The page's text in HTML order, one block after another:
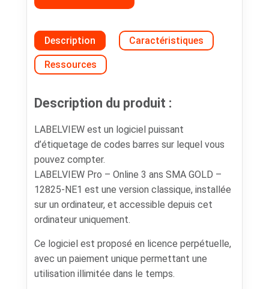
Description Caractéristiques
Ressources
Description du produit :
LABELVIEW est un logiciel puissant
d’étiquetage de codes barres sur lequel vous
pouvez compter.
LABELVIEW Pro – Online 3 ans SMA GOLD –
12825-NE1 est une version classique, installée
sur un ordinateur, et accessible depuis cet
ordinateur uniquement.
Ce logiciel est proposé en licence perpétuelle,
avec un paiement unique permettant une
utilisation illimitée dans le temps.